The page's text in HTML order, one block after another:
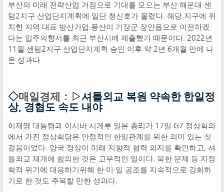
부산의 미래 전략산업 거점으로 기대를 모으는 부산 해운대 센
텀2지구 산업단지계획에 일단 청신호가 울렸다. 해당 지구에 위
치한 지역 대표 방산기업 풍산이 기장군 장안읍으로 이전하겠
다는 입주의향서를 최근 부산시에 제출했기 때문이다. 2022년
11월 센텀2지구 산업단지계획 승인 이후 약 2년 6개월 만에 나
온 성과다
◇매일경제：▷셔틀외교 복원 약속한 한일정
상, 경협도 속도 내야
이재명 대통령과 이시바 시게루 일본 총리가 17일 G7 정상회의
에서 가진 정상회담은 안정적인 한일관계를 위한 의미 있는 첫
걸음이었다. 양국 정상이 미래 지향적 협력 의지를 확인하고, 셔
틀외교 재개에 합의한 것은 고무적인 일이다. 북한 문제 등 지정
학적 위기에 대응하기위해 한·미·일 공조를 지속적으로 강화하
기로 한 것도 주목할 만한 성과다.